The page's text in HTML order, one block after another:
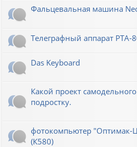
Фальцевальная машина
Телеграфный аппарат РТА-
Das Keyboard
Какой проект
подростку.
фотокомпьютер "Оптимак-
(К580)